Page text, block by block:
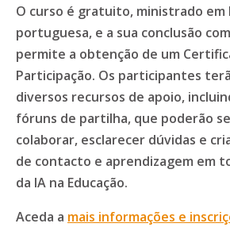
O curso é gratuito, ministrado em
portuguesa, e a sua conclusão
permite a obtenção de um
Participação. Os participantes
diversos recursos de apoio,
fóruns de partilha, que poderão
colaborar, esclarecer dúvidas e
de contacto e aprendizagem em
da IA na Educação.
Aceda a mais informações e